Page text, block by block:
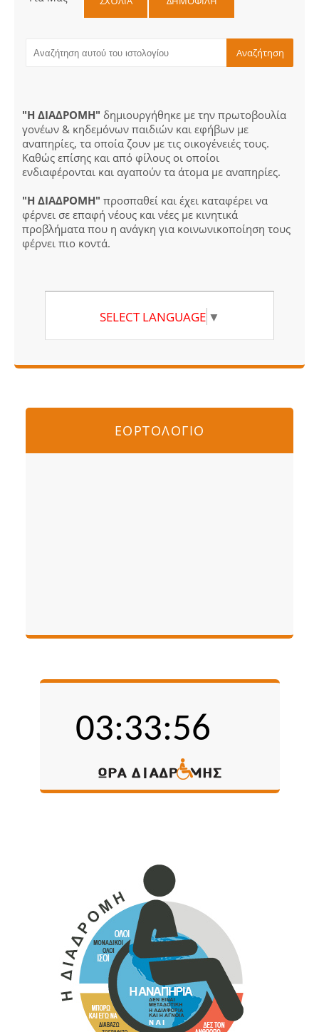
"Η ΔΙΑΔΡΟΜΗ" δημιουργήθηκε με την πρωτοβουλία
γονέων & κηδεμόνων παιδιών και εφήβων με
αναπηρίες, τα οποία ζουν με τις οικογένειές τους.
Καθώς επίσης και από φίλους οι οποίοι
ενδιαφέρονται και αγαπούν τα άτομα με αναπηρίες.
"Η ΔΙΑΔΡΟΜΗ" προσπαθεί και έχει καταφέρει να
φέρνει σε επαφή νέους και νέες με κινητικά
προβλήματα που η ανάγκη για κοινωνικοποίηση τους
φέρνει πιο κοντά.
SELECT LANGUAGE ▼
ΕΟΡΤΟΛΟΓΙΟ